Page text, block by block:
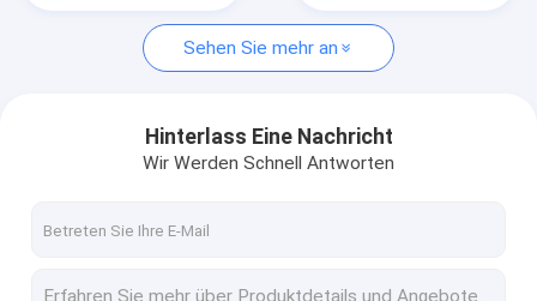
Fordern Sie ein Zitat
Hvac-Geruch-Diffusor-Maschine
Aroma-Geruch-Maschine
Sehen Sie mehr an
Hinterlass Eine Nachricht
Wir Werden Schnell Antworten